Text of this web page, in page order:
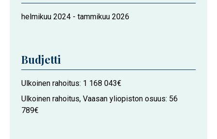
Hankkeen
helmikuu 2024 - tammikuu 2026
Budjetti
Ulkoinen rahoitus 1 168 043€
Ulkoinen rahoitus, Vaasan yliopiston osuus 56
789€